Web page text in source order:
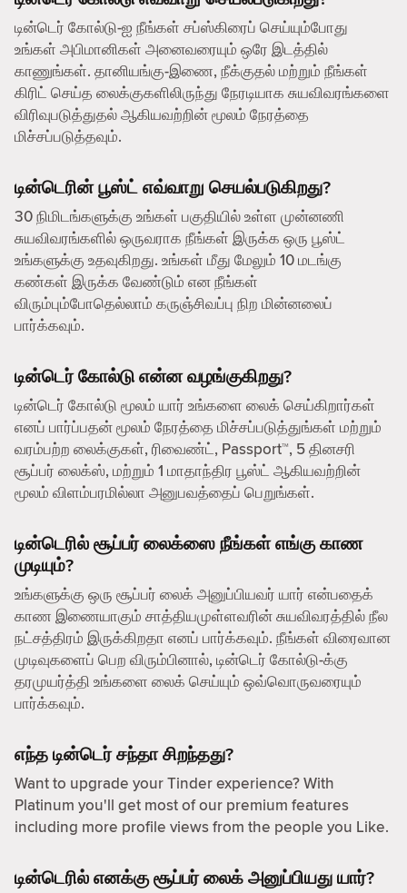
டின்டெர் கோல்டு-ஐ நீங்கள் சப்ஸ்கிரைப் செய்யும்போது
உங்கள் அபிமானிகள் அனைவரையும் ஒரே இடத்தில்
காணுங்கள். தானியங்கு-இணை, நீக்குதல் மற்றும் நீங்கள்
கிரிட் செய்த லைக்குகளிலிருந்து நேரடியாக சுயவிவரங்களை
விரிவுபடுத்துதல் ஆகியவற்றின் மூலம் நேரத்தை
மிச்சப்படுத்தவும்.
டின்டெரின் பூஸ்ட் எவ்வாறு செயல்படுகிறது?
30 நிமிடங்களுக்கு உங்கள் பகுதியில் உள்ள முன்னணி
சுயவிவரங்களில் ஒருவராக நீங்கள் இருக்க ஒரு பூஸ்ட்
உங்களுக்கு உதவுகிறது. உங்கள் மீது மேலும் 10 மடங்கு
கண்கள் இருக்க வேண்டும் என நீங்கள்
விரும்பும்போதெல்லாம் கருஞ்சிவப்பு நிற மின்னலைப்
பார்க்கவும்.
டின்டெர் கோல்டு என்ன வழங்குகிறது?
டின்டெர் கோல்டு மூலம் யார் உங்களை லைக் செய்கிறார்கள்
எனப் பார்ப்பதன் மூலம் நேரத்தை மிச்சப்படுத்துங்கள் மற்றும்
வரம்பற்ற லைக்குகள், ரிவைண்ட், Passport™, 5 தினசரி
சூப்பர் லைக்ஸ், மற்றும் 1 மாதாந்திர பூஸ்ட் ஆகியவற்றின்
மூலம் விளம்பரமில்லா அனுபவத்தைப் பெறுங்கள்.
டின்டெரில் சூப்பர் லைக்ஸை நீங்கள் எங்கு காண
முடியும்?
உங்களுக்கு ஒரு சூப்பர் லைக் அனுப்பியவர் யார் என்பதைக்
காண இணையாகும் சாத்தியமுள்ளவரின் சுயவிவரத்தில் நீல
நட்சத்திரம் இருக்கிறதா எனப் பார்க்கவும். நீங்கள் விரைவான
முடிவுகளைப் பெற விரும்பினால், டின்டெர் கோல்டு-க்கு
தரமுயர்த்தி உங்களை லைக் செய்யும் ஒவ்வொருவரையும்
பார்க்கவும்.
எந்த டின்டெர் சந்தா சிறந்தது?
Want to upgrade your Tinder experience? With
Platinum you'll get most of our premium features
including more profile views from the people you Like.
டின்டெரில் எனக்கு சூப்பர் லைக் அனுப்பியது யார்?